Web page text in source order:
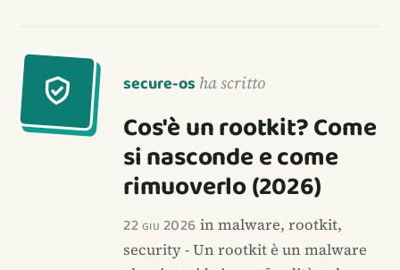
secure-os ha scritto
Cos'è un rootkit? Come
si nasconde e come
rimuoverlo (2026)
22 giu 2026 in malware, rootkit,
security - Un rootkit è un malware